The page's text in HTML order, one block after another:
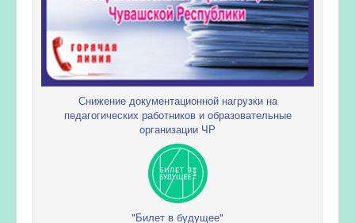
Снижение документационной нагрузки на
педагогических работников и образовательные
организации ЧР
"Билет в будущее"